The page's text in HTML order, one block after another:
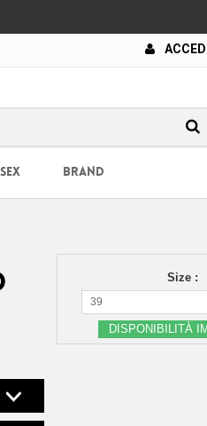
BRAND
Size :
39
DISPONIBILITÀ